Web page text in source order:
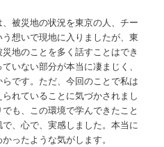
被災地の状況を東京の人、チー
想いで現地に入りましたが、東
地のことを多く話すことはでき
いない部分が本当に凄まじく、
です。ただ、今回のことで私は
れていることに気づかされまし
も、この環境で学んできたこと
、心で、実感しました。本当に
ったような気がします。